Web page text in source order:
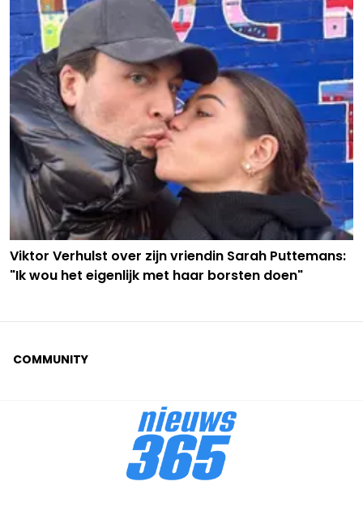
Viktor Verhulst over zijn vriendin Sarah Puttemans:
"Ik wou het eigenlijk met haar borsten doen"
COMMUNITY